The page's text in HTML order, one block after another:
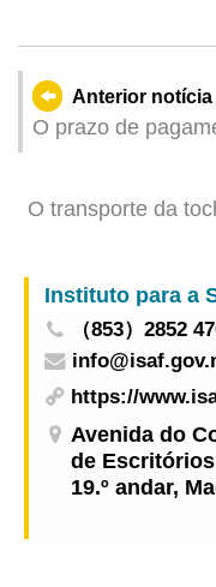
Anterior notícia
O prazo de
exercício 2024
O transporte da
Guangdong, Hong
Novembro
（853）2852
https://
Avenida do
de
19.º andar,